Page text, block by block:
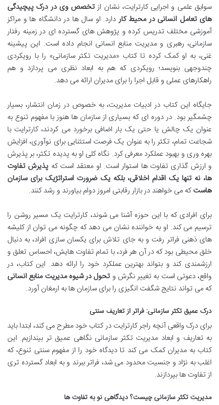
سوابق علمی و اجرایی کارترایت، نشان از تخصص وی در درک پیچیدگی
های تعامل انسانی در محیط کار دارد. او سال ها در دانشگاه ها و مراکز
آموزشی مختلف تدریس کرده و پژوهش های گسترده ای در زمینه رفتار
سازمانی، رهبری و مدیریت منابع انسانی انجام داده است. این پیشینه
غنی، به او کمک کرده تا کتاب «مدیریت تکثر سازمانی» را با رویکردی
چندوجهی بنویسد؛ رویکردی که هم به ابعاد نظری می پردازد و هم
راهکارهای عملی و قابل اجرا را برای مدیران ارائه می دهد.
جایگاه این کتاب در ادبیات مدیریت، به خصوص در زمان انتشار، بسیار
چشمگیر بود. در دوره ای که بسیاری از سازمان ها هنوز با مفهوم تنوع به
عنوان یک چالش یا حتی یک بار اضافی برخورد می کردند، کارترایت با
شجاعت تمام، تکثر را به عنوان یک فرصت استثنایی برای نوآوری، افزایش
بهره وری و بهبود عملکرد معرفی کرد. نگاه کلی او به پدیده تکثر، بر پذیرش
و ارزش گذاری تفاوت ها استوار است. او معتقد است که پذیرش تفاوت
ها، نه تنها یک اقدام اخلاقی، بلکه یک ضرورت استراتژیک برای سازمان
هاستکه می خواهند در بازار رقابتی امروز دوام بیاورند و رشد کنند.
برای افرادی که با این حوزه آشنا می شوند، کارترایت یک مسیر روشن را
ترسیم می کند. او به خواننده نشان می دهد که چگونه می توان از کلیشه
های ذهنی فراتر رفت و به جای تلاش برای یکسان سازی افراد، به دنبال
خلق محیطی بود که در آن هر فرد، با تمام تفاوت هایش، احساس تعلق و
ارزشمندی کند و بتواند بهترین عملکرد خود را ارائه دهد. این کتاب، در
واقع، دعوتی است به تغییر نگرش و تحول در شیوه مدیریت منابع انسانی
که می تواند نتایج شگفت انگیزی را برای سازمان ها به ارمغان آورد.
درک عمیق تکثر سازمانی: فراتر از تعاریف سنتی
برای درک واقعی آنچه راجر کارترایت در کتاب خود مطرح می کند، ابتدا باید
به تعاریف و ابعاد مدیریت تکثر سازمانی نگاهی عمیق تر بیندازیم. این
کتاب به مدیران کمک می کند تا دیدگاه خود را از مفهوم سنتی تنوع، که
اغلب به نژاد و جنسیت محدود می شد، فراتر ببرند و به ابعاد گسترده تری
از تفاوت ها بپردازند.
مدیریت تکثر سازمانی چیست؟ دیدگاهی نو به تفاوت ها